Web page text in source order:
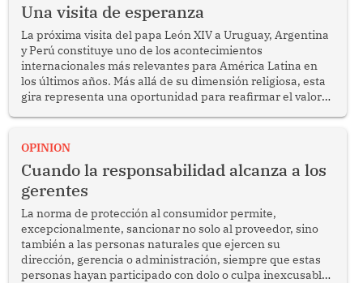
Una visita de esperanza
La próxima visita del papa León XIV a Uruguay, Argentina
y Perú constituye uno de los acontecimientos
internacionales más relevantes para América Latina en
los últimos años. Más allá de su dimensión religiosa, esta
gira representa una oportunidad para reafirmar el valor
enfrenta desafíos en materia de desarrollo, cohesión
OPINION
Cuando la responsabilidad alcanza a los
gerentes
La norma de protección al consumidor permite,
excepcionalmente, sancionar no solo al proveedor, sino
también a las personas naturales que ejercen su
dirección, gerencia o administración, siempre que estas
personas hayan participado con dolo o culpa inexcusable